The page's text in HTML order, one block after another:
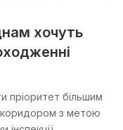
хочуть
пріоритет більшим
з метою